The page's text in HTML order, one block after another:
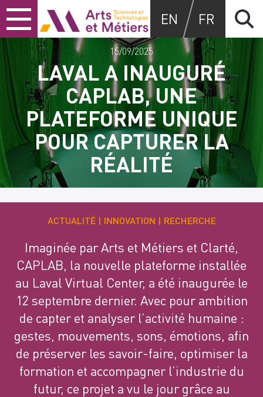
Skip
to
content
Skip
to
main
menu
Skip
to
search
Arts et métiers
EN FR
LAVAL A INAUGURÉ
CAPLAB, UNE
PLATEFORME UNIQUE
POUR CAPTURER LA
RÉALITÉ
15/09/2025
ACTUALITÉ INNOVATION RECHERCHE
Imaginée par Arts et Métiers et Clarté,
CAPLAB, la nouvelle plateforme installée
au Laval Virtual Center, a été inaugurée le
12 septembre dernier. Avec pour ambition
de capter et analyser l’activité humaine :
gestes, mouvements, sons, émotions, afin
de préserver les savoir-faire, optimiser la
formation et accompagner l’industrie du
futur, ce projet a vu le jour grâce au